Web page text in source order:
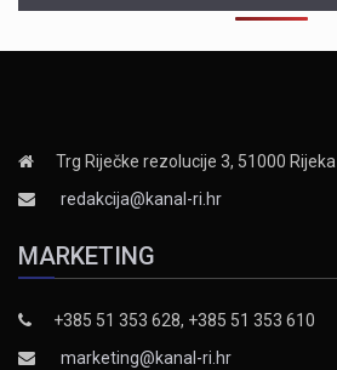
Trg Riječke rezolucije 3, 51000 Rijeka
redakcija@kanal-ri.hr
MARKETING
+385 51 353 628, +385 51 353 610
marketing@kanal-ri.hr